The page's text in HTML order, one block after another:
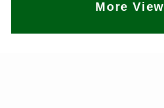
More View